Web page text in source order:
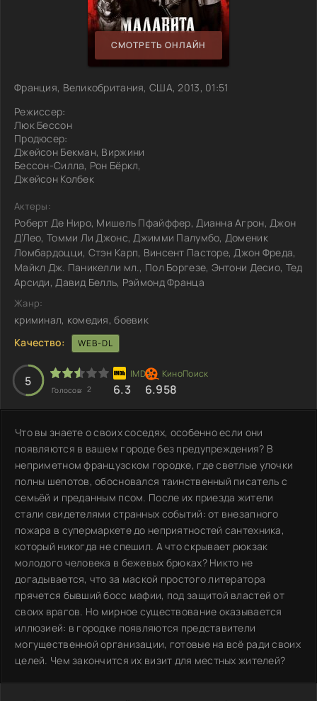
СМОТРЕТЬ ОНЛАЙН
Франция, Великобритания, США, 2013, 01:51
Режиссер:
Люк Бессон
Продюсер:
Джейсон Бекман, Виржини
Бессон-Силла, Рон Бёркл,
Джейсон Колбек
Актеры:
Роберт Де Ниро, Мишель Пфайффер, Дианна Агрон, Джон
Д’Лео, Томми Ли Джонс, Джимми Палумбо, Доменик
Ломбардоцци, Стэн Карп, Винсент Пасторе, Джон Фреда,
Майкл Дж. Паникелли мл., Пол Боргезе, Энтони Десио, Тед
Арсиди, Давид Белль, Рэймонд Франца
Жанр:
криминал, комедия, боевик
Качество:
WEB-DL
5
Голосов: 2 6.3 6.958
Что вы знаете о своих соседях, особенно если они
появляются в вашем городе без предупреждения? В
неприметном французском городке, где светлые улочки
полны шепотов, обосновался таинственный писатель с
семьёй и преданным псом. После их приезда жители
стали свидетелями странных событий: от внезапного
пожара в супермаркете до неприятностей сантехника,
который никогда не спешил. А что скрывает рюкзак
молодого человека в бежевых брюках? Никто не
догадывается, что за маской простого литератора
прячется бывший босс мафии, под защитой властей от
своих врагов. Но мирное существование оказывается
иллюзией: в городке появляются представители
могущественной организации, готовые на всё ради своих
целей. Чем закончится их визит для местных жителей?